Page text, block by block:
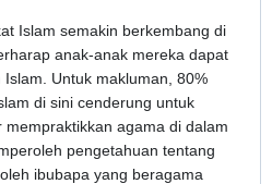
Islam semakin berkembang di
anak-anak mereka dapat
Untuk makluman, 80%
di sini cenderung untuk
agama di dalam
pengetahuan tentang
ibubapa yang beragama